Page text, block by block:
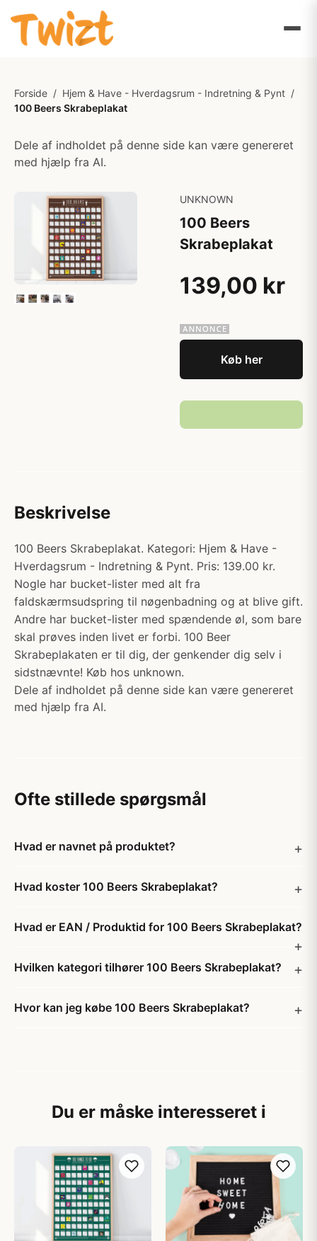
Forside / Hjem & Have - Hverdagsrum - Indretning & Pynt /
100 Beers Skrabeplakat
Dele af indholdet på denne side kan være genereret
med hjælp fra AI.
UNKNOWN
100 Beers
Skrabeplakat
139,00 kr
Køb her
Beskrivelse
100 Beers Skrabeplakat. Kategori: Hjem & Have -
Hverdagsrum - Indretning & Pynt. Pris: 139.00 kr.
Nogle har bucket-lister med alt fra
faldskærmsudspring til nøgenbadning og at blive gift.
Andre har bucket-lister med spændende øl, som bare
skal prøves inden livet er forbi. 100 Beer
Skrabeplakaten er til dig, der genkender dig selv i
sidstnævnte! Køb hos unknown.
Dele af indholdet på denne side kan være genereret
med hjælp fra AI.
Ofte stillede spørgsmål
Hvad er navnet på produktet?
Hvad koster 100 Beers Skrabeplakat?
Hvad er EAN / Produktid for 100 Beers Skrabeplakat?
Hvilken kategori tilhører 100 Beers Skrabeplakat?
Hvor kan jeg købe 100 Beers Skrabeplakat?
Du er måske interesseret i